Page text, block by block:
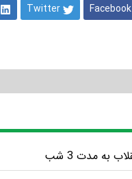
Facebook
Twitter
به مدت 3 شب